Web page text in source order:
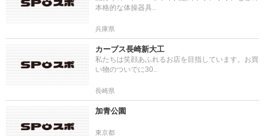
本格的な体操器具..
兵庫県
カーブス長崎新大工
私たちは笑顔あふれるお店を目指しています。お買
い物のついでに30..
長崎県
加青公園
東京都